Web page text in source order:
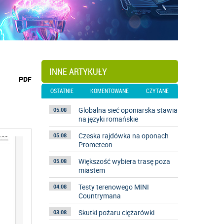
wydrukuj
podstronę
PDF
INNE ARTYKUŁY
OSTATNIE KOMENTOWANE CZYTANE
05.08
Globalna sieć oponiarska stawia
na języki romańskie
05.08
Czeska rajdówka na oponach
Prometeon
05.08
Większość wybiera trasę poza
miastem
04.08
Testy terenowego MINI
Countrymana
03.08 Skutki pożaru ciężarówki